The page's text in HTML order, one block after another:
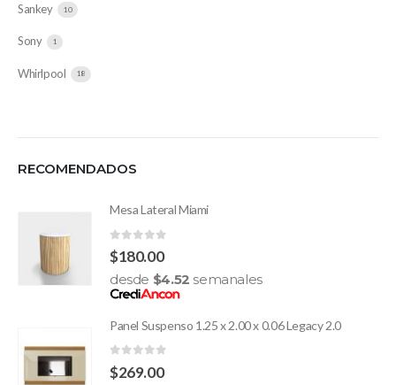
Sankey 10
Sony 1
Whirlpool 18
RECOMENDADOS
Mesa Lateral Miami
0
$180.00
desde $4.52 semanales
Panel Suspenso 1.25 x 2.00 x 0.06 Legacy 2.0
0
$269.00